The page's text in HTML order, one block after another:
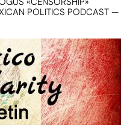
POLITICS PODCAST —